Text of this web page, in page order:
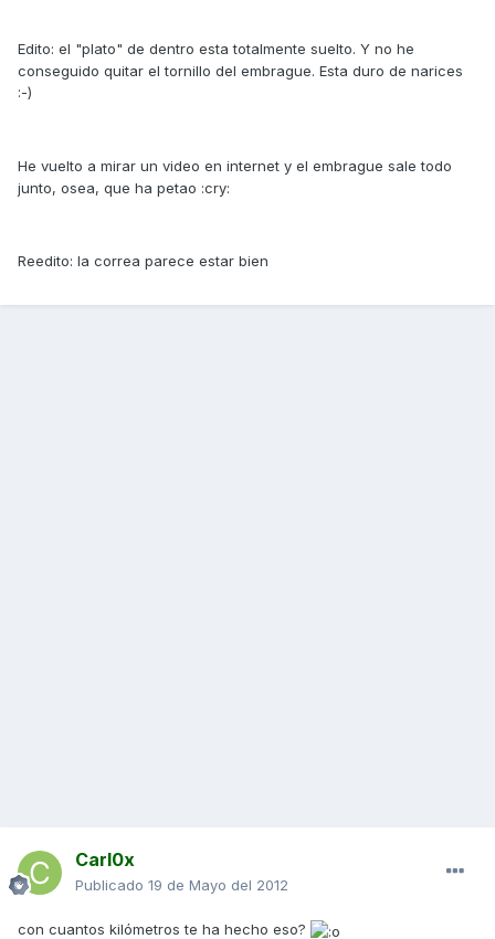
Edito: el "plato" de dentro esta totalmente suelto. Y no he
conseguido quitar el tornillo del embrague. Esta duro de narices
:-)
He vuelto a mirar un video en internet y el embrague sale todo
junto, osea, que ha petao :cry:
Reedito: la correa parece estar bien
Carl0x
Publicado 19 de Mayo del 2012
con cuantos kilómetros te ha hecho eso?